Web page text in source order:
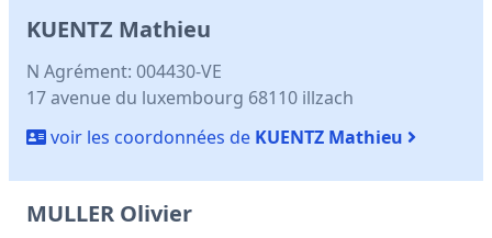
KUENTZ Mathieu
N Agrément: 004430-VE
17 avenue du luxembourg 68110 illzach
voir les coordonnées de KUENTZ Mathieu
MULLER Olivier